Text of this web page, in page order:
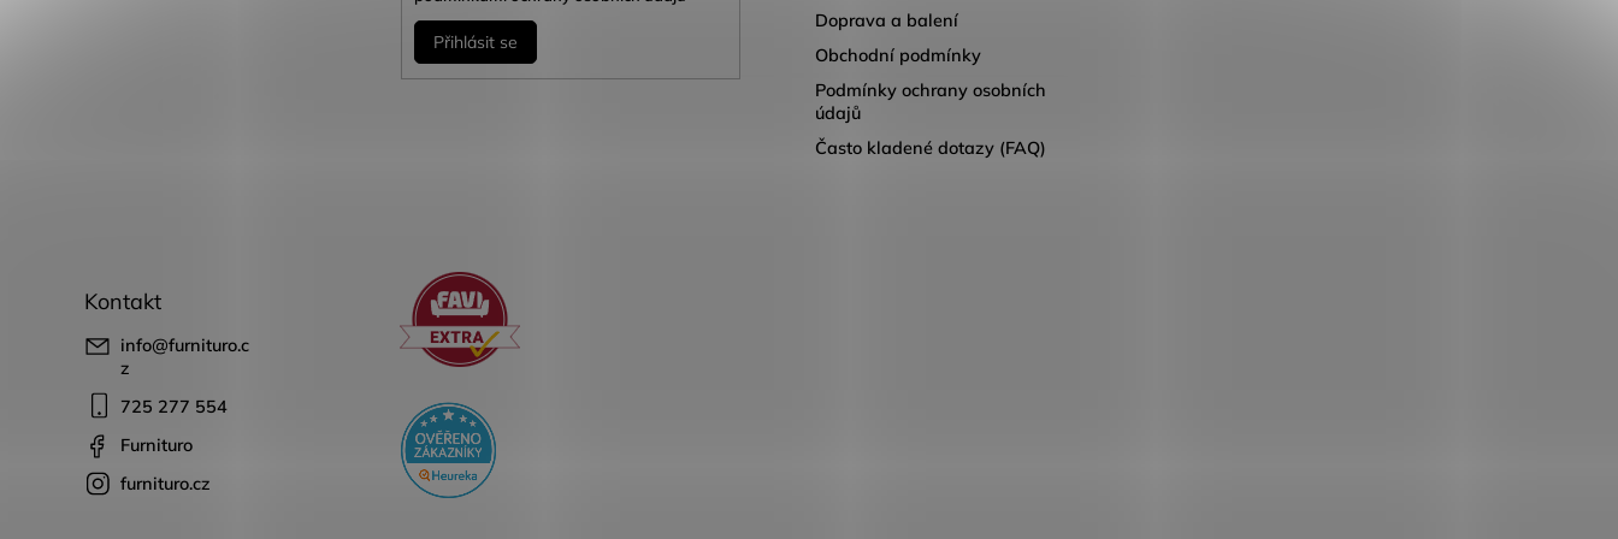
Přihlásit se
Doprava a balení
Obchodní podmínky
Podmínky ochrany osobních
údajů
Často kladené dotazy (FAQ)
Kontakt
info@furnituro.c
z
725 277 554
Furnituro
furnituro.cz